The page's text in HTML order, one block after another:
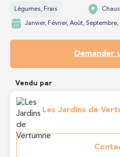
Légumes, Frais
Janvier, Février, Août,
Demander
Vendu par
Les Jardins de